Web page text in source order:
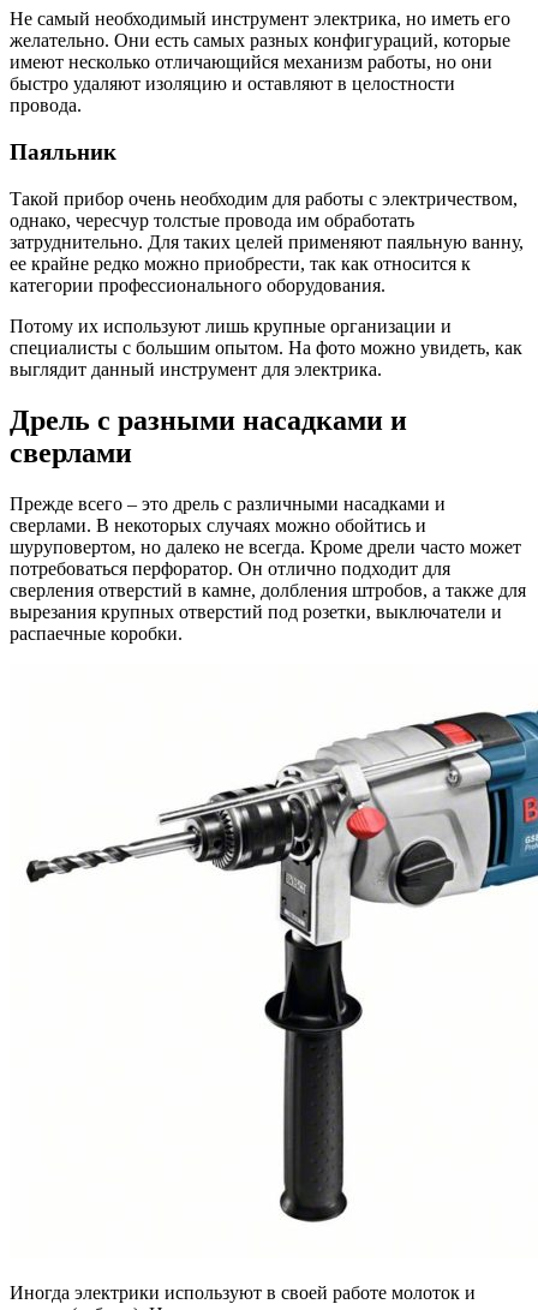
Не самый необходимый инструмент электрика, но иметь его
желательно. Они есть самых разных конфигураций, которые
имеют несколько отличающийся механизм работы, но они
быстро удаляют изоляцию и оставляют в целостности
провода.
Паяльник
Такой прибор очень необходим для работы с электричеством,
однако, чересчур толстые провода им обработать
затруднительно. Для таких целей применяют паяльную ванну,
ее крайне редко можно приобрести, так как относится к
категории профессионального оборудования.
Потому их используют лишь крупные организации и
специалисты с большим опытом. На фото можно увидеть, как
выглядит данный инструмент для электрика.
Дрель с разными насадками и
сверлами
Прежде всего – это дрель с различными насадками и
сверлами. В некоторых случаях можно обойтись и
шуруповертом, но далеко не всегда. Кроме дрели часто может
потребоваться перфоратор. Он отлично подходит для
сверления отверстий в камне, долбления штробов, а также для
вырезания крупных отверстий под розетки, выключатели и
распаечные коробки.
Иногда электрики используют в своей работе молоток и